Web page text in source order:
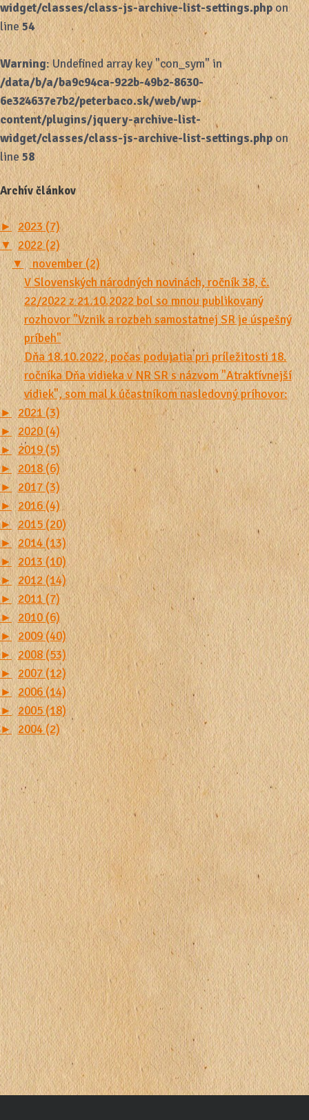
widget/classes/class-js-archive-list-settings.phpon
line54
Warning: Undefined array key "con_sym" in
/data/b/a/ba9c94ca-922b-49b2-8630-
6e324637e7b2/peterbaco.sk/web/wp-
content/plugins/jquery-archive-list-
widget/classes/class-js-archive-list-settings.phpon
line 58
Archív článkov
► 2023 (7)
▼ 2022 (2)
▼
november (2)
V Slovenských národných novinách, ročník 38, č.
22/2022 z 21.10.2022 bol so mnou publikovaný
rozhovor "Vznik a rozbeh samostatnej SR je úspešný
príbeh"
Dňa 18.10.2022, počas podujatia pri príležitosti 18.
ročníka Dňa vidieka v NR SR s názvom "Atraktívnejší
vidiek", som mal k účastníkom nasledovný príhovor:
► 2021 (3)
► 2020 (4)
► 2019 (5)
► 2018 (6)
► 2017 (3)
► 2016 (4)
► 2015 (20)
► 2014 (13)
► 2013 (10)
► 2012 (14)
►
2011 (7)
► 2010 (6)
► 2009 (40)
► 2008 (53)
► 2007 (12)
► 2006 (14)
► 2005 (18)
► 2004 (2)